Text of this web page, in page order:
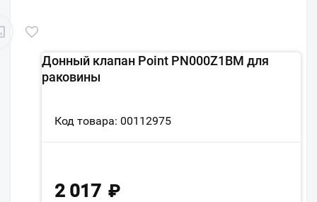
Донный клапан Point PN000Z1BM для
раковины
Код товара: 00112975
2 017 ₽